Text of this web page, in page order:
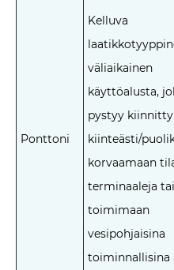
Ponttoni
Kelluva
väliaikainen
käyttöalusta,
pystyy
kiinteästi/
korvaamaan
terminaaleja tai
toimimaan
vesipohjaisina
toiminnallisina